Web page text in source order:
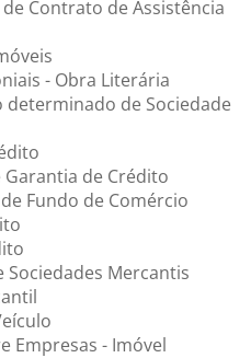
Contrato de Assistência
- Obra Literária
determinado de Sociedade
Garantia de Crédito
Fundo de Comércio
Sociedades Mercantis
Empresas - Imóvel